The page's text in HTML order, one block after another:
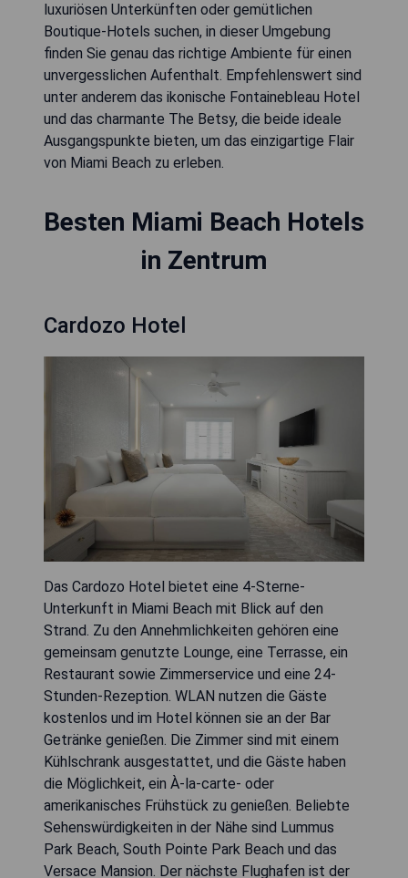
luxuriösen Unterkünften oder gemütlichen
Boutique-Hotels suchen, in dieser Umgebung
finden Sie genau das richtige Ambiente für einen
unvergesslichen Aufenthalt. Empfehlenswert sind
unter anderem das ikonische Fontainebleau Hotel
und das charmante The Betsy, die beide ideale
Ausgangspunkte bieten, um das einzigartige Flair
von Miami Beach zu erleben.
Besten Miami Beach Hotels
in Zentrum
Cardozo Hotel
Das Cardozo Hotel bietet eine 4-Sterne-
Unterkunft in Miami Beach mit Blick auf den
Strand. Zu den Annehmlichkeiten gehören eine
gemeinsam genutzte Lounge, eine Terrasse, ein
Restaurant sowie Zimmerservice und eine 24-
Stunden-Rezeption. WLAN nutzen die Gäste
kostenlos und im Hotel können sie an der Bar
Getränke genießen. Die Zimmer sind mit einem
Kühlschrank ausgestattet, und die Gäste haben
die Möglichkeit, ein À-la-carte- oder
amerikanisches Frühstück zu genießen. Beliebte
Sehenswürdigkeiten in der Nähe sind Lummus
Park Beach, South Pointe Park Beach und das
Versace Mansion. Der nächste Flughafen ist der